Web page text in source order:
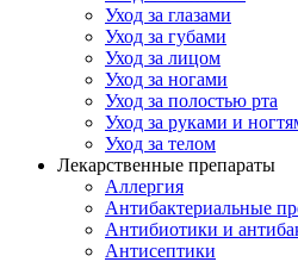
Уход за глазами
Уход за губами
Уход за лицом
Уход за ногами
Уход за полостью рта
Уход за руками и
Уход за телом
Лекарственные препараты
Аллергия
Антибактериальные
Антибиотики и
Антисептики